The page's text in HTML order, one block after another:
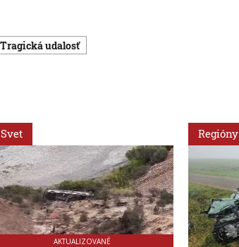
Tragická udalosť
Svet
AKTUALIZOVANÉ
Regióny